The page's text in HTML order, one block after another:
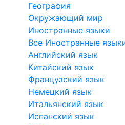
География
Окружающий мир
Иностранные языки
Все Иностранные
Английский язык
Китайский язык
Французский язык
Немецкий язык
Итальянский язык
Испанский язык